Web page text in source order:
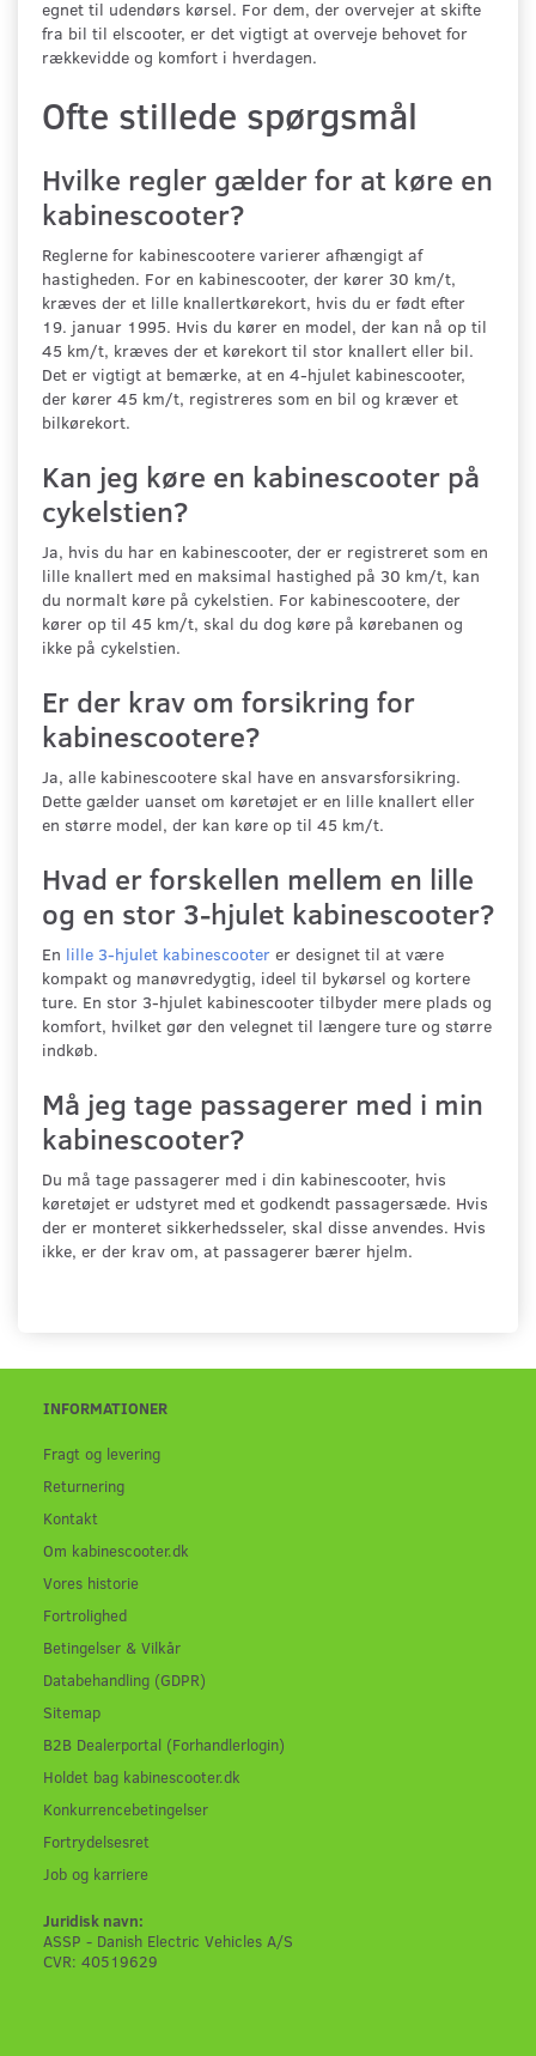
egnet til udendørs kørsel. For dem, der overvejer at skifte
fra bil til elscooter, er det vigtigt at overveje behovet for
rækkevidde og komfort i hverdagen.
Ofte stillede spørgsmål
Hvilke regler gælder for at køre en
kabinescooter?
Reglerne for kabinescootere varierer afhængigt af
hastigheden. For en kabinescooter, der kører 30 km/t,
kræves der et lille knallertkørekort, hvis du er født efter
19. januar 1995. Hvis du kører en model, der kan nå op til
45 km/t, kræves der et kørekort til stor knallert eller bil.
Det er vigtigt at bemærke, at en 4-hjulet kabinescooter,
der kører 45 km/t, registreres som en bil og kræver et
bilkørekort.
Kan jeg køre en kabinescooter på
cykelstien?
Ja, hvis du har en kabinescooter, der er registreret som en
lille knallert med en maksimal hastighed på 30 km/t, kan
du normalt køre på cykelstien. For kabinescootere, der
kører op til 45 km/t, skal du dog køre på kørebanen og
ikke på cykelstien.
Er der krav om forsikring for
kabinescootere?
Ja, alle kabinescootere skal have en ansvarsforsikring.
Dette gælder uanset om køretøjet er en lille knallert eller
en større model, der kan køre op til 45 km/t.
Hvad er forskellen mellem en lille
og en stor 3-hjulet kabinescooter?
En lille 3-hjulet kabinescooter er designet til at være
kompakt og manøvredygtig, ideel til bykørsel og kortere
ture. En stor 3-hjulet kabinescooter tilbyder mere plads og
komfort, hvilket gør den velegnet til længere ture og større
indkøb.
Må jeg tage passagerer med i min
kabinescooter?
Du må tage passagerer med i din kabinescooter, hvis
køretøjet er udstyret med et godkendt passagersæde. Hvis
der er monteret sikkerhedsseler, skal disse anvendes. Hvis
ikke, er der krav om, at passagerer bærer hjelm.
INFORMATIONER
Fragt og levering
Returnering
Kontakt
Om kabinescooter.dk
Vores historie
Fortrolighed
Betingelser & Vilkår
Databehandling (GDPR)
Sitemap
B2B Dealerportal (Forhandlerlogin)
Holdet bag kabinescooter.dk
Konkurrencebetingelser
Fortrydelsesret
Job og karriere
Juridisk navn:
ASSP - Danish Electric Vehicles A/S
CVR: 40519629